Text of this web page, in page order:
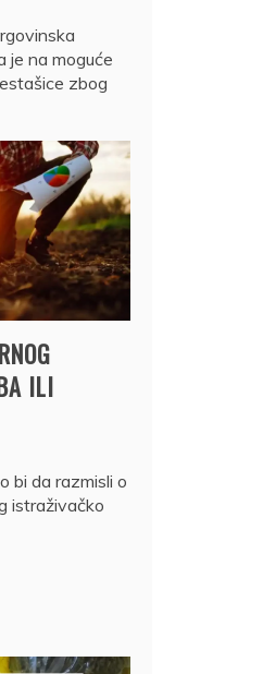
je na moguće
zbog
ILI
bi da razmisli o
istraživačko